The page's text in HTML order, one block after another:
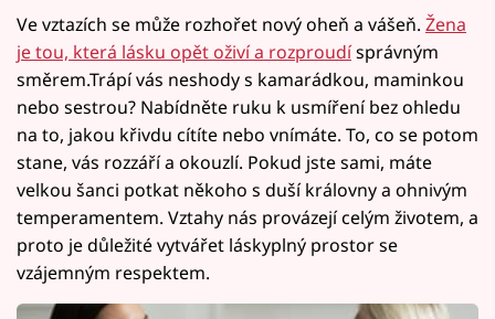
Ve vztazích se může rozhořet nový oheň a vášeň. Žena
je tou, která lásku opět oživí a rozproudísprávným
směrem.Trápí vás neshody s kamarádkou, maminkou
nebo sestrou? Nabídněte ruku k usmíření bez ohledu
na to, jakou křivdu cítíte nebo vnímáte. To, co se potom
stane, vás rozzáří a okouzlí. Pokud jste sami, máte
velkou šanci potkat někoho s duší královny a ohnivým
temperamentem. Vztahy nás provázejí celým životem, a
proto je důležité vytvářet láskyplný prostor se
vzájemným respektem.